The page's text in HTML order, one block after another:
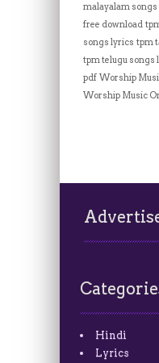
malayalam
free download
songs lyrics tpm
tpm telugu songs
pdf Worship
Worship Music
Hindi
Lyrics